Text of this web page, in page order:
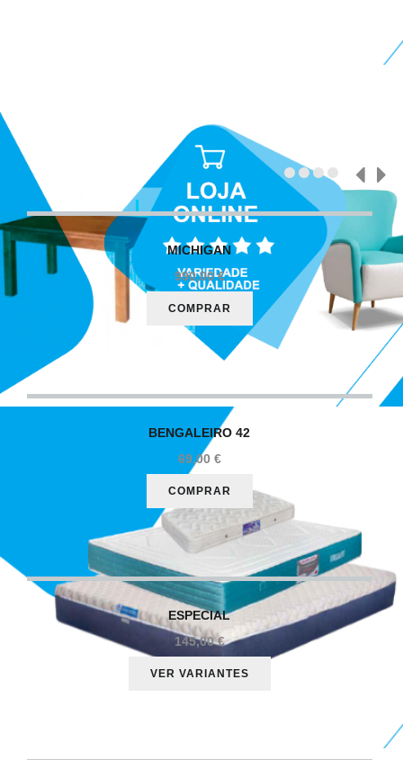
ENVIO GRATUITO
(Norte de Portugal e Galiza)
MICHIGAN
990,00 €
BENGALEIRO 42
69,00 €
ESPECIAL
145,00 €